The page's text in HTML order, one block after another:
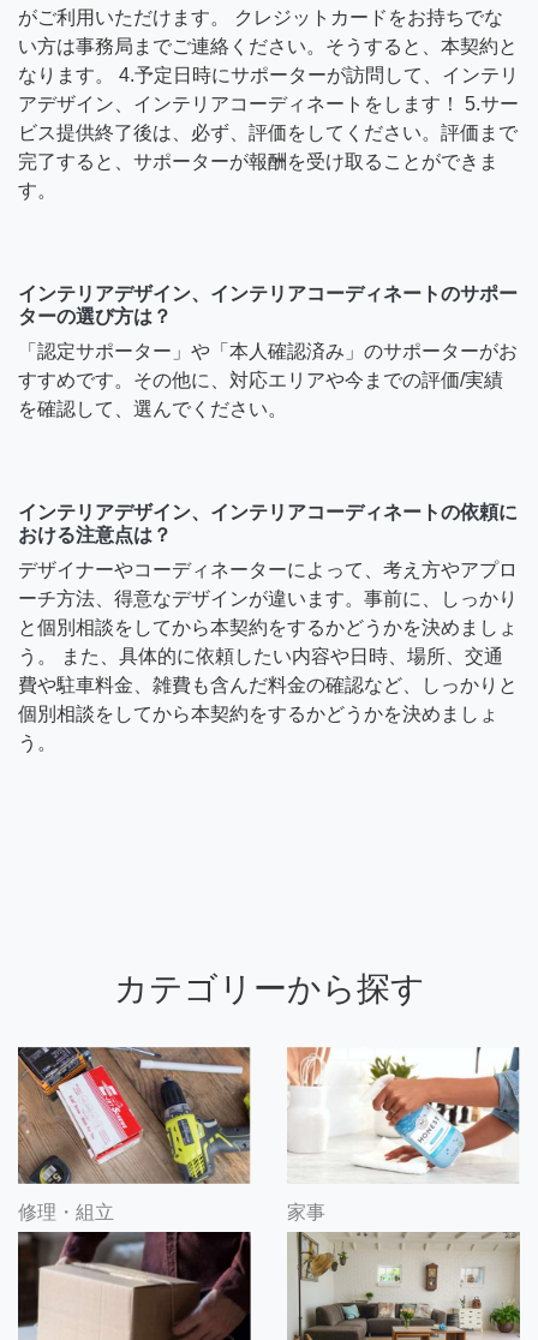
がご利用いただけます。 クレジットカードをお持ちでな
い方は事務局までご連絡ください。そうすると、本契約と
なります。 4.予定日時にサポーターが訪問して、インテリ
アデザイン、インテリアコーディネートをします！ 5.サー
ビス提供終了後は、必ず、評価をしてください。評価まで
完了すると、サポーターが報酬を受け取ることができま
す。
インテリアデザイン、インテリアコーディネートのサポー
ターの選び方は？
「認定サポーター」や「本人確認済み」のサポーターがお
すすめです。その他に、対応エリアや今までの評価/実績
を確認して、選んでください。
インテリアデザイン、インテリアコーディネートの依頼に
おける注意点は？
デザイナーやコーディネーターによって、考え方やアプロ
ーチ方法、得意なデザインが違います。事前に、しっかり
と個別相談をしてから本契約をするかどうかを決めましょ
う。 また、具体的に依頼したい内容や日時、場所、交通
費や駐車料金、雑費も含んだ料金の確認など、しっかりと
個別相談をしてから本契約をするかどうかを決めましょ
う。
カテゴリーから探す
修理・組立 家事